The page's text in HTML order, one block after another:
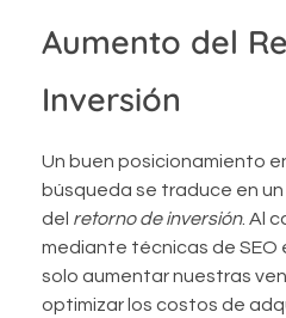
Aumento del
Inversión
Un buen posicionamiento
búsqueda se traduce en
del retorno de inversión. Al
mediante técnicas de SEO
solo aumentar nuestras
optimizar los costos de